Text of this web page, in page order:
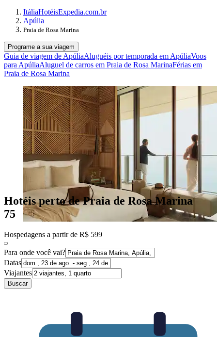
ItáliaHotéisExpedia.com.br
Apúlia
Praia de Rosa Marina
Programe a sua viagem
Guia de viagem de ApúliaAluguéis por temporada em ApúliaVoos
para ApúliaAluguel de carros em Praia de Rosa MarinaFérias em
Praia de Rosa Marina
Hotéis perto de Praia de Rosa Marina
75
Hospedagens a partir de R$ 599
Para onde você vai?
Datas
Viajantes
Buscar